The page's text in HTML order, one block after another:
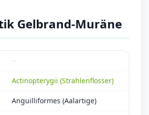
Gelbrand-Muräne
--
Actinopterygii (Strahlenflosser)
Anguilliformes (Aalartige)